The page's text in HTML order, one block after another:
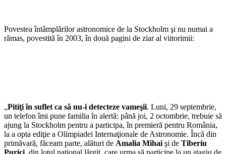
Povestea întâmplărilor astronomice de la Stockholm şi nu numai a
rămas, povestită în 2003, în două pagini de ziar al viitorimii:
„Pitiţi în suflet ca să nu-i detecteze vameşii. Luni, 29 septembrie,
un telefon îmi pune familia în alertă: până joi, 2 octombrie, trebuie să
ajung la Stockholm pentru a participa, în premieră pentru România,
la a opta ediţie a Olimpiadei Internaţionale de Astronomie. Încă din
primăvară, făceam parte, alături de Amalia Mihai şi de Tiberiu